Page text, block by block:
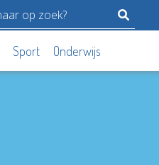
Sport Onderwijs